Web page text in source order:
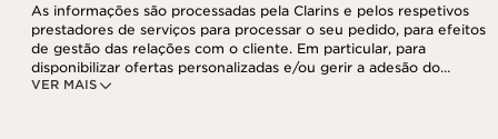
VER MAIS
As informações são processadas pela Clarins e pelos respetivos
prestadores de serviços para processar o seu pedido, para efeitos
de gestão das relações com o cliente. Em particular, para
disponibilizar ofertas personalizadas e/ou gerir a adesão do
utilizador ao nosso programa de fidelização e para criar o seu